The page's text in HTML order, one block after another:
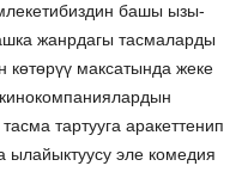
башы ызы-
жанрдагы тасмаларды
көтөрүү максатында жеке
тартууга аракеттенип
эле комедия